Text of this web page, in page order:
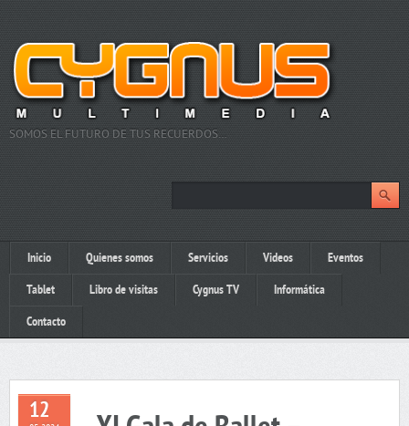
SOMOS EL FUTURO DE TUS RECUERDOS…
Inicio Quienes somos Servicios Videos Eventos
Tablet Libro de visitas Cygnus TV Informática
Contacto
12